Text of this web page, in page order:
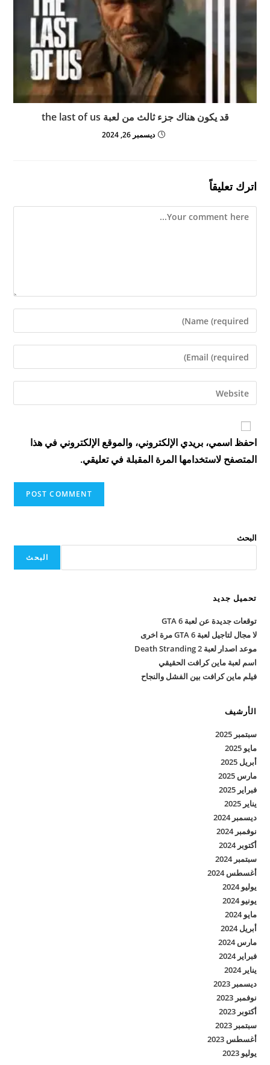
قد يكون هناك جزء ثالث من لعبة the last of us
ديسمبر 26, 2024
اترك تعليقاً
Comment
Enter
your
name
comment
Enter
your
email
address
Enter
your
URL
(optional)
احفظ اسمي، بريدي الإلكتروني، والموقع الإلكتروني في هذا
المتصفح لاستخدامها المرة المقبلة في تعليقي.
البحث
البحث
تحميل جديد
توقعات جديدة عن لعبة GTA 6
لا مجال لتاجيل لعبة GTA 6 مرة اخرى
موعد اصدار لعبة Death Stranding 2
اسم لعبة ماين كرافت الحقيقي
فيلم ماين كرافت بين الفشل والنجاح
الأرشيف
سبتمبر 2025
مايو 2025
أبريل 2025
مارس 2025
فبراير 2025
يناير 2025
ديسمبر 2024
نوفمبر 2024
أكتوبر 2024
سبتمبر 2024
أغسطس 2024
يوليو 2024
يونيو 2024
مايو 2024
أبريل 2024
مارس 2024
فبراير 2024
يناير 2024
ديسمبر 2023
نوفمبر 2023
أكتوبر 2023
سبتمبر 2023
أغسطس 2023
يوليو 2023